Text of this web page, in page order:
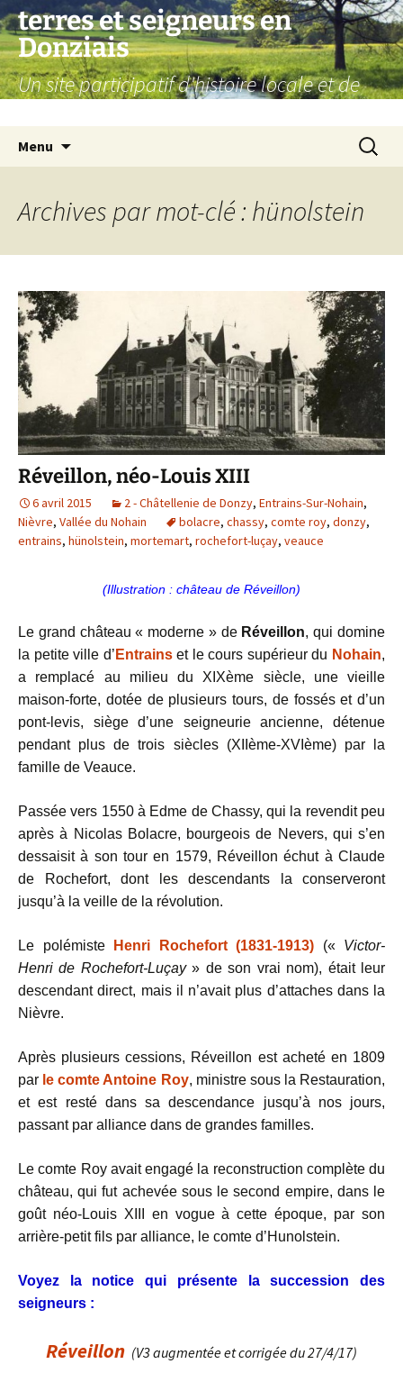
Aller
au
contenu
terres et seigneurs en
Donziais
Un site participatif d'histoire locale et de
Menu
Archives par mot-clé : hünolstein
Réveillon, néo-Louis XIII
6 avril 2015 2 - Châtellenie de Donzy, Entrains-Sur-Nohain,
Nièvre, Vallée du Nohain bolacre, chassy, comte roy, donzy,
entrains, hünolstein, mortemart, rochefort-luçay, veauce
(Illustration : château de Réveillon)
Le grand château « moderne » de Réveillon, qui domine
la petite ville d’ Entrainset le cours supérieur du Nohain,
a remplacé au milieu du XIXème siècle, une vieille
maison-forte, dotée de plusieurs tours, de fossés et d’un
pont-levis, siège d’une seigneurie ancienne, détenue
pendant plus de trois siècles (XIIème-XVIème) par la
famille de Veauce.
Passée vers 1550 à Edme de Chassy, qui la revendit peu
après à Nicolas Bolacre, bourgeois de Nevers, qui s’en
dessaisit à son tour en 1579, Réveillon échut à Claude
de Rochefort, dont les descendants la conserveront
jusqu’à la veille de la révolution.
Le polémiste Henri Rochefort (1831-1913) (« Victor-
Henri de Rochefort-Luçay» de son vrai nom), était leur
descendant direct, mais il n’avait plus d’attaches dans la
Nièvre.
Après plusieurs cessions, Réveillon est acheté en 1809
par le comte Antoine Roy, ministre sous la Restauration,
et est resté dans sa descendance jusqu’à nos jours,
passant par alliance dans de grandes familles.
Le comte Roy avait engagé la reconstruction complète du
château, qui fut achevée sous le second empire, dans le
goût néo-Louis XIII en vogue à cette époque, par son
arrière-petit fils par alliance, le comte d’Hunolstein.
Voyez la notice qui présente la succession des
seigneurs :
Réveillon (V3 augmentée et corrigée du 27/4/17)